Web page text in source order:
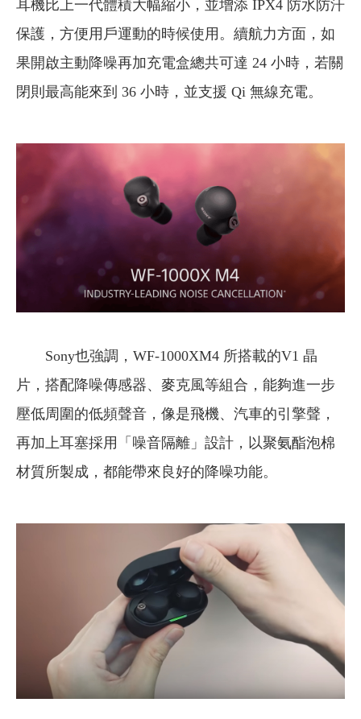
耳機比上一代體積大幅縮小，並增添 IPX4 防水防汗
保護，方便用戶運動的時候使用。續航力方面，如
果開啟主動降噪再加充電盒總共可達 24 小時，若關
閉則最高能來到 36 小時，並支援 Qi 無線充電。
Sony也強調，WF-1000XM4 所搭載的V1 晶
片，搭配降噪傳感器、麥克風等組合，能夠進一步
壓低周圍的低頻聲音，像是飛機、汽車的引擎聲，
再加上耳塞採用「噪音隔離」設計，以聚氨酯泡棉
材質所製成，都能帶來良好的降噪功能。